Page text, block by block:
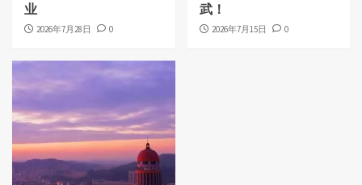
业
2026年7月28日 0
武！
2026年7月15日 0